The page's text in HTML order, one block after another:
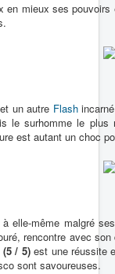
mieux ses
et un autre Flashincarné
le surhomme le plus
est autant un choc
elle-même malgré
rencontre avec
(5 / 5)est une réussite
sont savoureuses.